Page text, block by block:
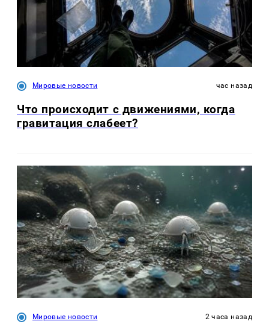
Мировые новости час назад
Что происходит с движениями, когда
гравитация слабеет?
Мировые новости 2 часа назад